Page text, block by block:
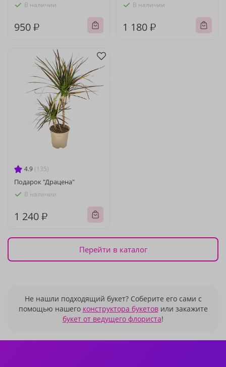
В наличии
950 ₽
В наличии
1 180 ₽
4.9 (135)
Подарок "Драцена"
В наличии
1 240 ₽
Перейти в каталог
Не нашли подходящий букет? Соберите его сами с
помощью нашего конструктора букетовили закажите
букет от ведущего флориста!